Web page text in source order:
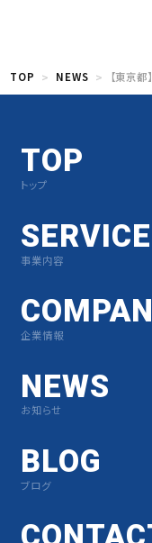
TOP NEWS 【東京
TOP
トップ
SERVICE
事業内容
企業情報
NEWS
お知らせ
BLOG
ブログ